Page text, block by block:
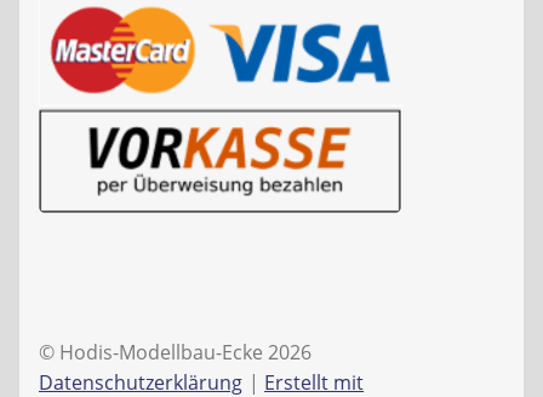
© Hodis-Modellbau-Ecke 2026
Datenschutzerklärung
Erstellt mit